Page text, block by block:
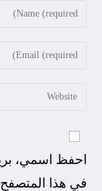
احفظ اسمي،
في هذا المتصفح